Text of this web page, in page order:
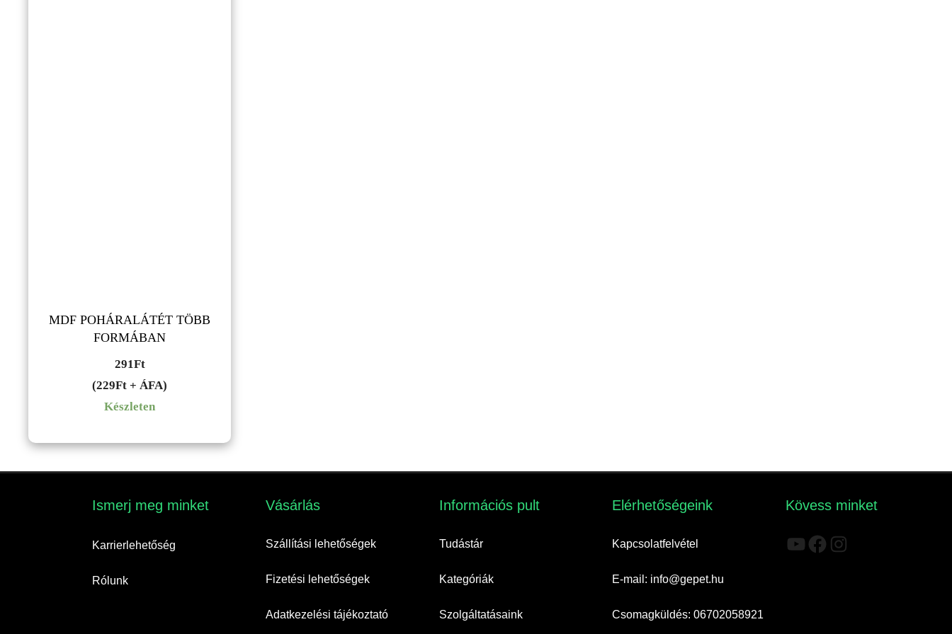
MDF POHÁRALÁTÉT TÖBB
FORMÁBAN
291Ft
(229Ft + ÁFA)
Készleten
Ismerj meg minket​
Karrierlehetőség
Rólunk
Vásárlás​
Szállítási lehetőségek
Fizetési lehetőségek
Adatkezelési tájékoztató
Információs pult​
Tudástár
Kategóriák
Szolgáltatásaink
Elérhetőségeink​
Kapcsolatfelvétel
E-mail: info@gepet.hu
Csomagküldés: 06702058921
Kövess minket
YouTube
Facebook
Instagram